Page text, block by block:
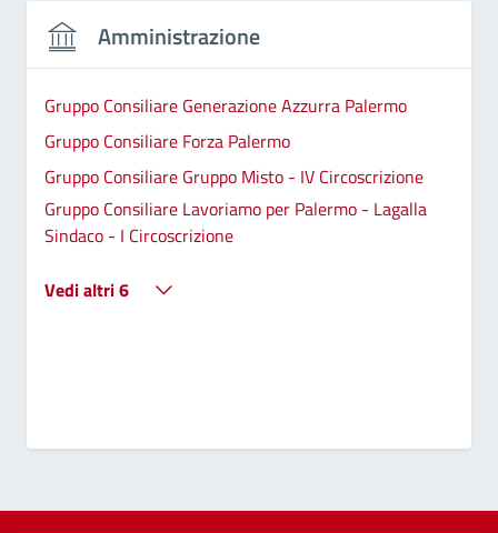
Amministrazione
Gruppo Consiliare Generazione Azzurra Palermo
Gruppo Consiliare Forza Palermo
Gruppo Consiliare Gruppo Misto - IV Circoscrizione
Gruppo Consiliare Lavoriamo per Palermo - Lagalla
Sindaco - I Circoscrizione
Vedi altri 6